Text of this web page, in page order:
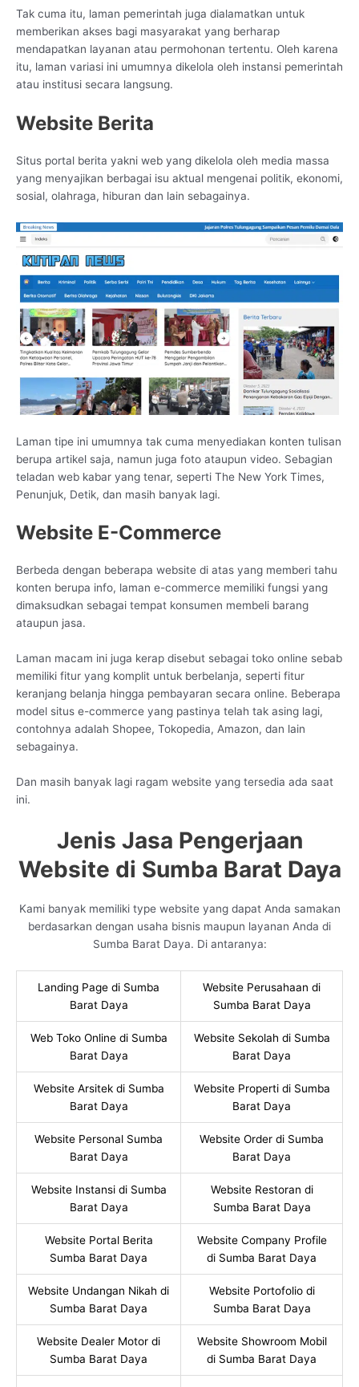
Tak cuma itu, laman pemerintah juga dialamatkan untuk
memberikan akses bagi masyarakat yang berharap
mendapatkan layanan atau permohonan tertentu. Oleh karena
itu, laman variasi ini umumnya dikelola oleh instansi pemerintah
atau institusi secara langsung.
Website Berita
Situs portal berita yakni web yang dikelola oleh media massa
yang menyajikan berbagai isu aktual mengenai politik, ekonomi,
sosial, olahraga, hiburan dan lain sebagainya.
Laman tipe ini umumnya tak cuma menyediakan konten tulisan
berupa artikel saja, namun juga foto ataupun video. Sebagian
teladan web kabar yang tenar, seperti The New York Times,
Penunjuk, Detik, dan masih banyak lagi.
Website E-Commerce
Berbeda dengan beberapa website di atas yang memberi tahu
konten berupa info, laman e-commerce memiliki fungsi yang
dimaksudkan sebagai tempat konsumen membeli barang
ataupun jasa.
Laman macam ini juga kerap disebut sebagai toko online sebab
memiliki fitur yang komplit untuk berbelanja, seperti fitur
keranjang belanja hingga pembayaran secara online. Beberapa
model situs e-commerce yang pastinya telah tak asing lagi,
contohnya adalah Shopee, Tokopedia, Amazon, dan lain
sebagainya.
Dan masih banyak lagi ragam website yang tersedia ada saat
ini.
Jenis Jasa Pengerjaan
Website di Sumba Barat Daya
Kami banyak memiliki type website yang dapat Anda samakan
berdasarkan dengan usaha bisnis maupun layanan Anda di
Sumba Barat Daya. Di antaranya:
Landing Page di Sumba
Barat Daya
Website Perusahaan di
Sumba Barat Daya
Web Toko Online di Sumba
Barat Daya
Website Sekolah di Sumba
Barat Daya
Website Arsitek di Sumba
Barat Daya
Website Properti di Sumba
Barat Daya
Website Personal Sumba
Barat Daya
Website Order di Sumba
Barat Daya
Website Instansi di Sumba
Barat Daya
Website Restoran di
Sumba Barat Daya
Website Portal Berita
Sumba Barat Daya
Website Company Profile
di Sumba Barat Daya
Website Undangan Nikah di
Sumba Barat Daya
Website Portofolio di
Sumba Barat Daya
Website Dealer Motor di
Sumba Barat Daya
Website Showroom Mobil
di Sumba Barat Daya